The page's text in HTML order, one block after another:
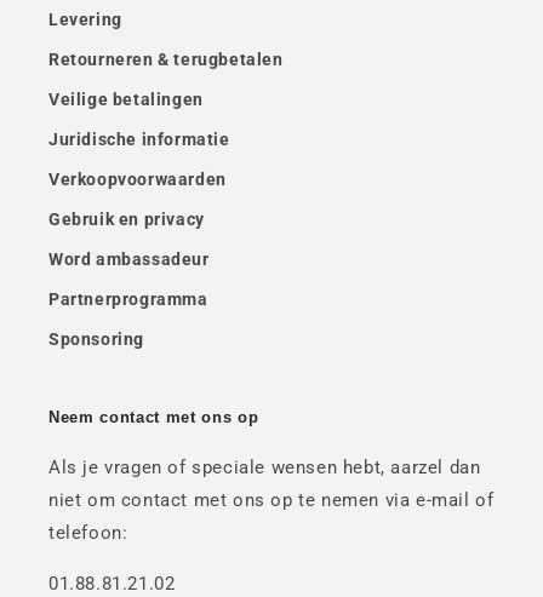
Levering
Retourneren & terugbetalen
Veilige betalingen
Juridische informatie
Verkoopvoorwaarden
Gebruik en privacy
Word ambassadeur
Partnerprogramma
Sponsoring
Neem contact met ons op
Als je vragen of speciale wensen hebt, aarzel dan
niet om contact met ons op te nemen via e-mail of
telefoon:
01.88.81.21.02